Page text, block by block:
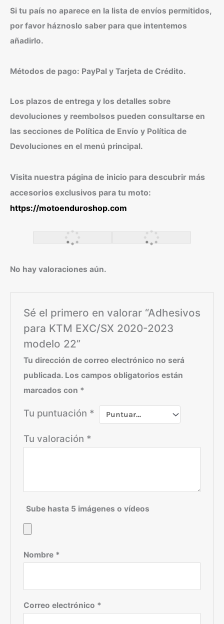
Si tu país no aparece en la lista de envíos permitidos,
por favor háznoslo saber para que intentemos
añadirlo.
Métodos de pago: PayPal y Tarjeta de Crédito.
Los plazos de entrega y los detalles sobre
devoluciones y reembolsos pueden consultarse en
las secciones de Política de Envío y Política de
Devoluciones en el menú principal.
Visita nuestra página de inicio para descubrir más
accesorios exclusivos para tu moto:
https://motoenduroshop.com
No hay valoraciones aún.
Sé el primero en valorar “Adhesivos
para KTM EXC/SX 2020-2023
modelo 22”
Tu dirección de correo electrónico no será
publicada. Los campos obligatorios están
marcados con *
Tu puntuación *
Tu valoración *
Sube hasta 5 imágenes o vídeos
Nombre *
Correo electrónico *